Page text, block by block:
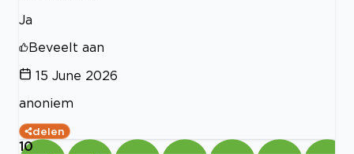
Ja
Beveelt aan
15 June 2026
anoniem
delen
10